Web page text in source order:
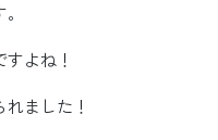
よね！
ました！